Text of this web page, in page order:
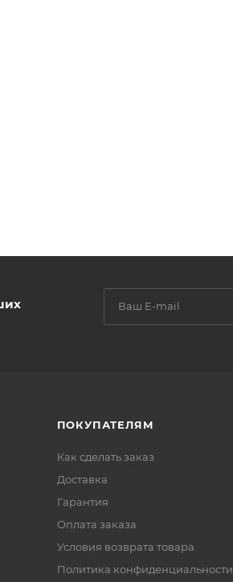
ПОКУПАТЕЛЯМ
Как сделать заказ
Доставка
Гарантия
Оплата заказа
Условия возврата товара
Политика конфиденциальности